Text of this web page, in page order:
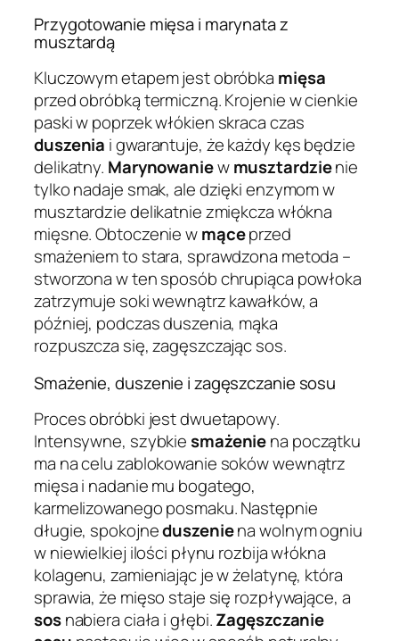
Przygotowanie mięsa i marynata z
musztardą
Kluczowym etapem jest obróbka mięsa
przed obróbką termiczną. Krojenie w cienkie
paski w poprzek włókien skraca czas
duszenia i gwarantuje, że każdy kęs będzie
delikatny. Marynowaniewmusztardzienie
tylko nadaje smak, ale dzięki enzymom w
musztardzie delikatnie zmiękcza włókna
mięsne. Obtoczenie wmąceprzed
smażeniem to stara, sprawdzona metoda –
stworzona w ten sposób chrupiąca powłoka
zatrzymuje soki wewnątrz kawałków, a
później, podczas duszenia, mąka
rozpuszcza się, zagęszczając sos.
Smażenie, duszenie i zagęszczanie sosu
Proces obróbki jest dwuetapowy.
Intensywne, szybkiesmażeniena początku
ma na celu zablokowanie soków wewnątrz
mięsa i nadanie mu bogatego,
karmelizowanego posmaku. Następnie
długie, spokojneduszeniena wolnym ogniu
w niewielkiej ilości płynu rozbija włókna
kolagenu, zamieniając je w żelatynę, która
sprawia, że mięso staje się rozpływające, a
sosnabiera ciała i głębi.Zagęszczanie